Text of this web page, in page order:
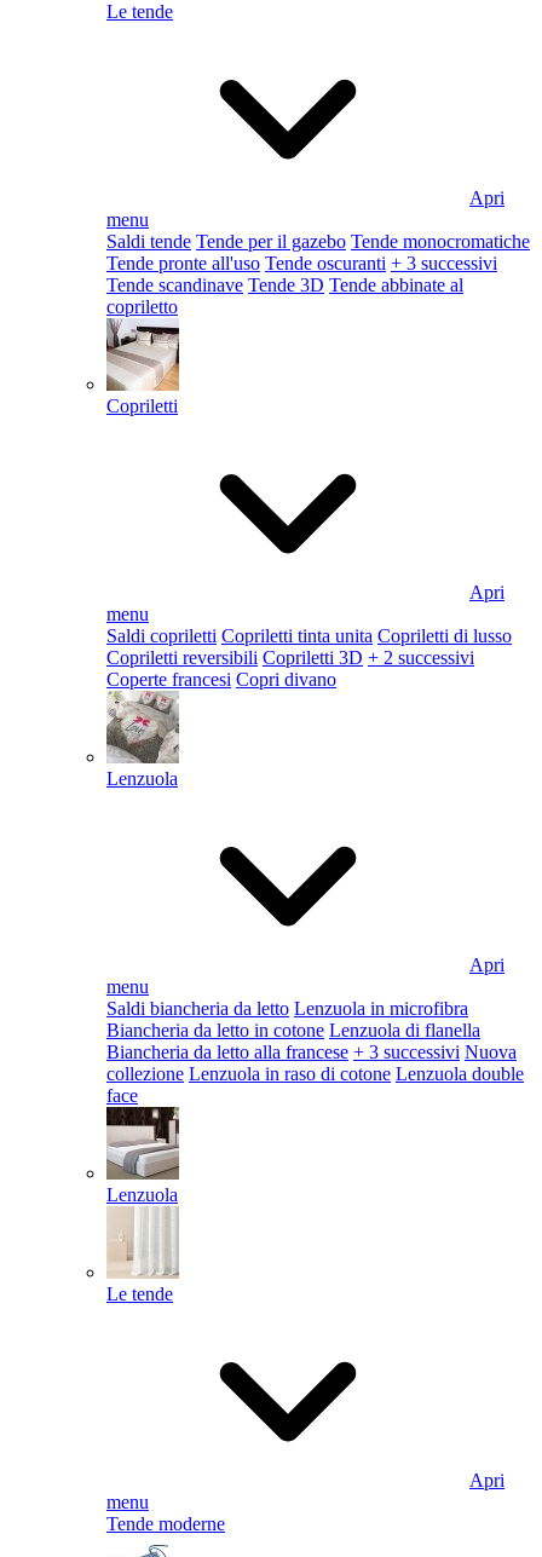
Le tende
Apri
menu
Saldi tende Tende per il gazebo Tende monocromatiche
Tende pronte all'uso Tende oscuranti + 3 successivi
Tende scandinave Tende 3D Tende abbinate al
copriletto
Copriletti
Apri
menu
Saldi copriletti Copriletti tinta unita Copriletti di lusso
Copriletti reversibili Copriletti 3D + 2 successivi
Coperte francesi Copri divano
Lenzuola
Apri
menu
Saldi biancheria da letto Lenzuola in microfibra
Biancheria da letto in cotone Lenzuola di flanella
Biancheria da letto alla francese + 3 successivi Nuova
collezione Lenzuola in raso di cotone Lenzuola double
face
Lenzuola
Le tende
Apri
menu
Tende moderne